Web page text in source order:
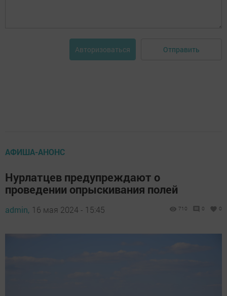
Авторизоваться Отправить
АФИША-АНОНС
Нурлатцев предупреждают о
проведении опрыскивания полей
admin, 16 мая 2024 - 15:45 710 0 0